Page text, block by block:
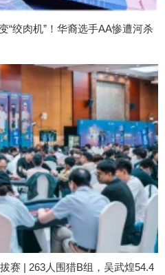
“绞肉机”！华裔选手AA惨遭河杀
赛 | 263人围猎B组，吴武煌54.4